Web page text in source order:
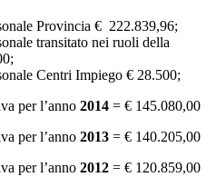
Provincia € 222.839,96;
transitato nei ruoli della
Centri Impiego € 28.500;
per l’anno 2014 = € 145.080,00
per l’anno 2013 = € 140.205,00
per l’anno 2012 = € 120.859,00